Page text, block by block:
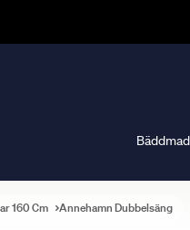
160 Cm Annehamn Dubbelsäng